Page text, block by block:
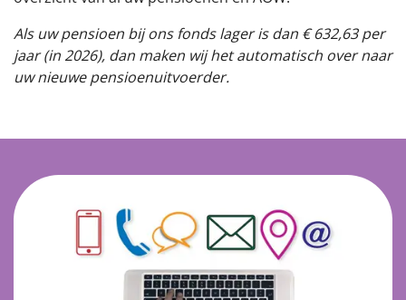
Als uw pensioen bij ons fonds lager is dan € 632,63 per
jaar (in 2026), dan maken wij het automatisch over naar
uw nieuwe pensioenuitvoerder.